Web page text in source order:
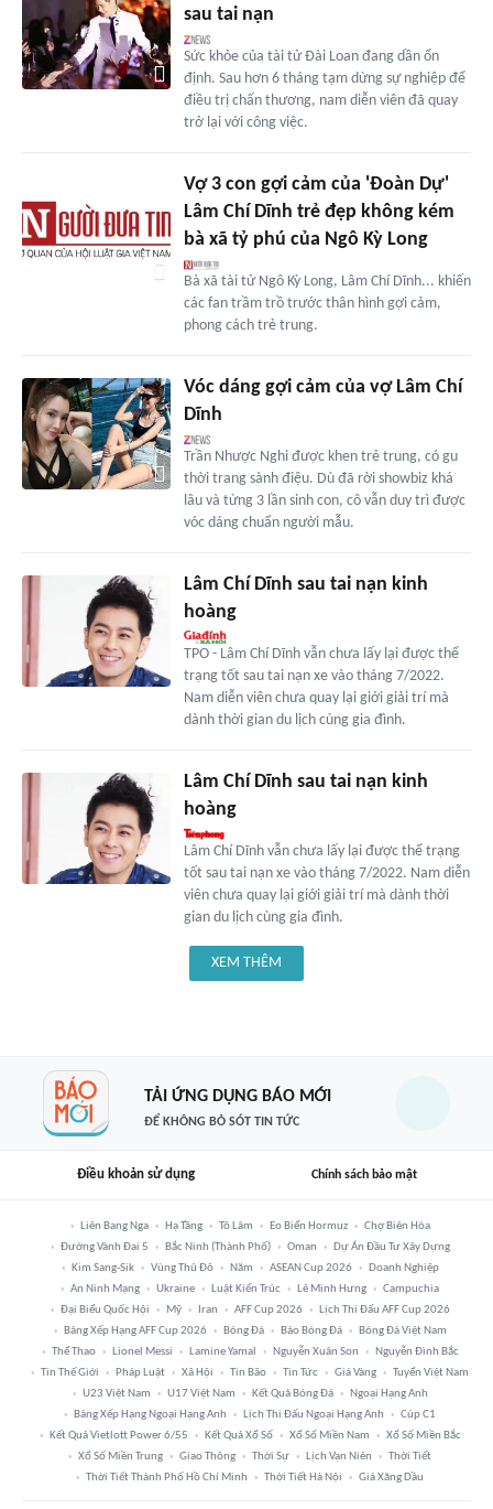
sau tai nạn
Sức khỏe của tài tử Đài Loan đang dần ổn
định. Sau hơn 6 tháng tạm dừng sự nghiệp để
điều trị chấn thương, nam diễn viên đã quay
trở lại với công việc.
Vợ 3 con gợi cảm của 'Đoàn Dự'
Lâm Chí Dĩnh trẻ đẹp không kém
bà xã tỷ phú của Ngô Kỳ Long
Bà xã tài tử Ngô Kỳ Long, Lâm Chí Dĩnh... khiến
các fan trầm trồ trước thân hình gợi cảm,
phong cách trẻ trung.
Vóc dáng gợi cảm của vợ Lâm Chí
Dĩnh
Trần Nhược Nghi được khen trẻ trung, có gu
thời trang sành điệu. Dù đã rời showbiz khá
lâu và từng 3 lần sinh con, cô vẫn duy trì được
vóc dáng chuẩn người mẫu.
Lâm Chí Dĩnh sau tai nạn kinh
hoàng
TPO - Lâm Chí Dĩnh vẫn chưa lấy lại được thể
trạng tốt sau tai nạn xe vào tháng 7/2022.
Nam diễn viên chưa quay lại giới giải trí mà
dành thời gian du lịch cùng gia đình.
Lâm Chí Dĩnh sau tai nạn kinh
hoàng
Lâm Chí Dĩnh vẫn chưa lấy lại được thể trạng
tốt sau tai nạn xe vào tháng 7/2022. Nam diễn
viên chưa quay lại giới giải trí mà dành thời
gian du lịch cùng gia đình.
XEM THÊM
TẢI ỨNG DỤNG BÁO MỚI
ĐỂ KHÔNG BỎ SÓT TIN TỨC
Điều khoản sử dụng Chính sách bảo mật
Liên Bang Nga Hạ Tầng Tô Lâm Eo Biển Hormuz
Chợ Biên Hòa
Đường Vành Đai 5
Bắc Ninh (thành Phố) Oman
Dự Án Đầu Tư Xây Dựng
Kim Sang-Sik
Vùng Thủ Đô Năm ASEAN Cup 2026
Doanh Nghiệp
An Ninh Mạng
Ukraine Luật Kiến Trúc Lê Minh Hưng
Campuchia
Đại Biểu Quốc Hội
Mỹ Iran AFF Cup 2026
Lịch Thi Đấu AFF Cup 2026
Bảng Xếp Hạng AFF Cup 2026
Bóng Đá Báo Bóng Đá
Bóng Đá Việt Nam
Thể Thao
Lionel Messi Lamine Yamal Nguyễn Xuân Son
Nguyễn Đình Bắc
Tin Thế Giới
Pháp Luật Xã Hội Tin Bão Tin Tức Giá Vàng
Tuyển Việt Nam
U23 Việt Nam
U17 Việt Nam Kết Quả Bóng Đá
Ngoại Hạng Anh
Bảng Xếp Hạng Ngoại Hạng Anh
Lịch Thi Đấu Ngoại Hạng Anh
Cúp C1
Kết Quả Vietlott Power 6/55
Kết Quả Xổ Số Xổ Số Miền Nam
Xổ Số Miền Bắc
Xổ Số Miền Trung
Giao Thông Thời Sự Lịch Vạn Niên
Thời Tiết
Thời Tiết Thành Phố Hồ Chí Minh
Thời Tiết Hà Nội Giá Xăng Dầu